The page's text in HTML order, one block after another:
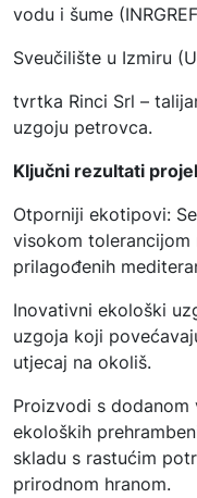
vodu i šume
Sveučilište u Izmiru
tvrtka Rinci Srl –
uzgoju petrovca.
Ključni rezultati
Otporniji ekotipovi:
visokom tolerancijom
prilagođenih
Inovativni ekološki
uzgoja koji
utjecaj na okoliš.
Proizvodi s dodanom
ekoloških
skladu s rastućim
prirodnom hranom.